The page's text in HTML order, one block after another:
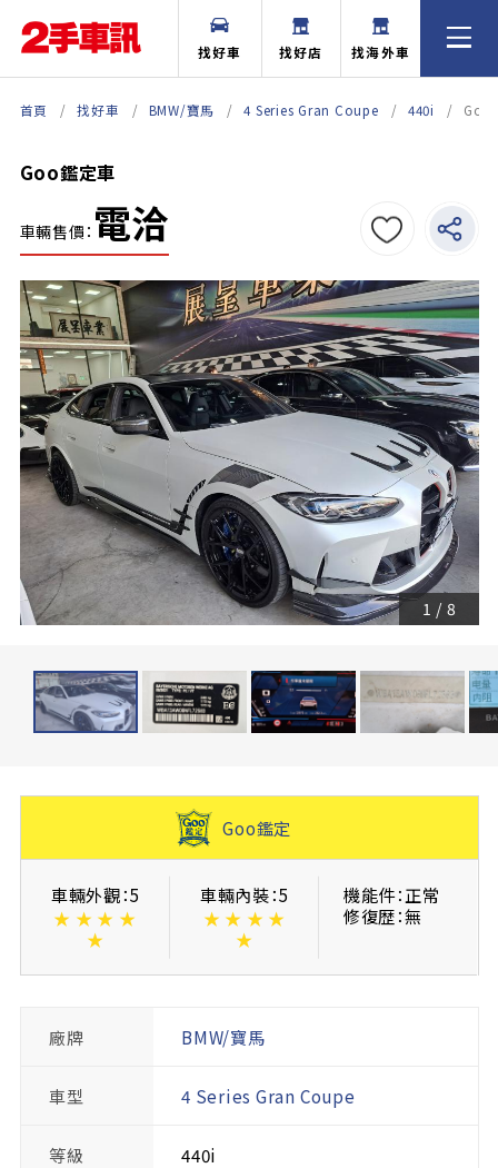
找好車 找好店 找海外車
首頁 找好車 BMW/寶馬 4 Series Gran Coupe 440i Goo
Goo鑑定車
車輛售價： 電洽
1 / 8
Goo鑑定
車輛外觀：5
★ ★ ★ ★
★
車輛內裝：5
★ ★ ★ ★
★
機能件：正常
修復歴：無
廠牌 BMW/寶馬
車型 4 Series Gran Coupe
等級 440i